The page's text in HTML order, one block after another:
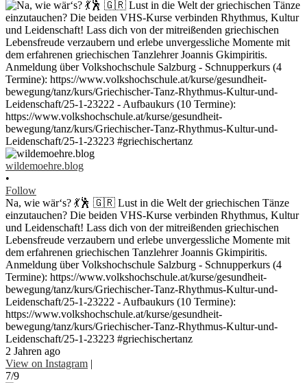
wildemoehre.blog
•
Follow
Na, wie wär‘s? 💃🕺 🇬🇷 Lust in die Welt der griechischen Tänze
einzutauchen? Die beiden VHS-Kurse verbinden Rhythmus, Kultur
und Leidenschaft! Lass dich von der mitreißenden griechischen
Lebensfreude verzaubern und erlebe unvergessliche Momente mit
dem erfahrenen griechischen Tanzlehrer Joannis Gkimpiritis.
Anmeldung über Volkshochschule Salzburg - Schnupperkurs (4
Termine): https://www.volkshochschule.at/kurse/gesundheit-
bewegung/tanz/kurs/Griechischer-Tanz-Rhythmus-Kultur-und-
Leidenschaft/25-1-23222 - Aufbaukurs (10 Termine):
https://www.volkshochschule.at/kurse/gesundheit-
bewegung/tanz/kurs/Griechischer-Tanz-Rhythmus-Kultur-und-
Leidenschaft/25-1-23223 #griechischertanz
2 Jahren ago
View on Instagram |
7/9